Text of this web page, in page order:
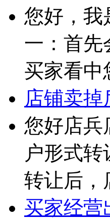
您好，我
一：首先
买家看中
店铺卖
您好店兵
户形式
转让后，
买家经营